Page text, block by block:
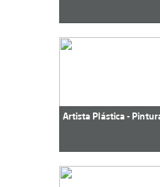
Artista Plástica -